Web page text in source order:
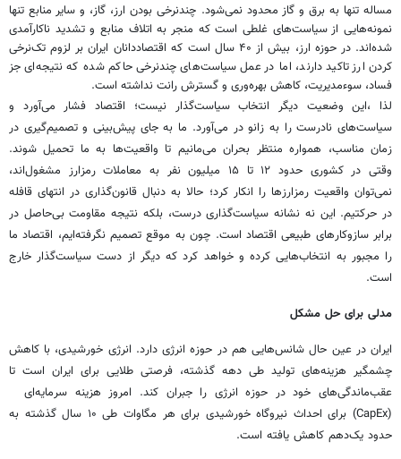
مساله تنها به برق و گاز محدود نمی‌شود. چندنرخی بودن ارز، گاز، و سایر منابع تنها
نمونه‌هایی از سیاست‌های غلطی است که منجر به اتلاف منابع و تشدید ناکارآمدی
شده‌اند. در حوزه‌ ارز، بیش از ۴۰ سال است که اقتصاددانان ایران بر لزوم تک‌نرخی
کردن ارز تاکید دارند، اما در عمل سیاست‌های چندنرخی حاکم شده که نتیجه‌ای جز
فساد، سوءمدیریت، کاهش بهره‌وری و گسترش رانت نداشته است.
لذا ،این وضعیت دیگر انتخاب سیاست‌گذار نیست؛ اقتصاد فشار می‌آورد و
سیاست‌های نادرست را به زانو در می‌آورد. ما به جای پیش‌بینی و تصمیم‌گیری در
زمان مناسب، همواره منتظر بحران می‌مانیم تا واقعیت‌ها به ما تحمیل شوند.
وقتی در کشوری حدود ۱۲ تا ۱۵ میلیون نفر به معاملات رمزارز مشغول‌اند،
نمی‌توان واقعیت رمزارزها را انکار کرد؛ حالا به دنبال قانون‌گذاری در انتهای قافله
در حرکتیم. این نه نشانه‌ سیاست‌گذاری درست، بلکه نتیجه‌ مقاومت بی‌حاصل در
برابر سازوکارهای طبیعی اقتصاد است. چون به موقع تصمیم نگرفته‌ایم، اقتصاد ما
را مجبور به انتخاب‌هایی کرده و خواهد کرد که دیگر از دست سیاست‌گذار خارج
است.
مدلی برای حل مشکل
ایران در عین حال شانس‌هایی هم در حوزه انرژی دارد. انرژی خورشیدی، با کاهش
چشمگیر هزینه‌های تولید طی دهه‌ گذشته، فرصتی طلایی برای ایران است تا
عقب‌ماندگی‌های خود در حوزه‌ انرژی را جبران کند. امروز هزینه‌ سرمایه‌ای
(CapEx) برای احداث نیروگاه خورشیدی برای هر مگاوات طی ۱۰ سال گذشته به
حدود یک‌دهم کاهش یافته است.